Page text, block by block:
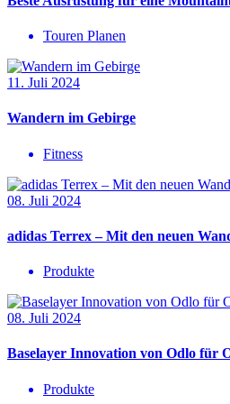
Touren Planen
11. Juli 2024
Wandern im Gebirge
Fitness
08. Juli 2024
adidas Terrex – Mit den neuen
Produkte
08. Juli 2024
Baselayer Innovation von Odlo für
Produkte